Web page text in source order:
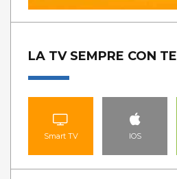
LA TV SEMPRE CON TE
Smart TV IOS